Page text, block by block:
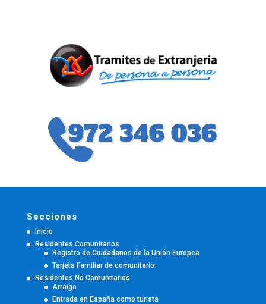
Secciones
Inicio
Residentes Comunitarios
Registro de Ciudadanos de la Unión Europea
Tarjeta Familiar de comunitario
Residentes No Comunitarios
Arraigo
Entrada en España como turista